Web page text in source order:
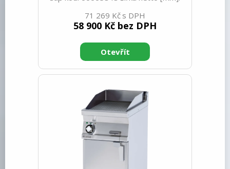
netto [mm]: 280 Hmotnost netto [kg]:
50.00 Šířka brutto [mm]: 430 Hloubka
540 Hmotnost brutto [kg]: 58.00 Typ
spotřebiče: Elektrické zařízení
Konstruční typ zařízení: Stolní Příkon
3N - 50 Hz Stupeň krytí ovládacích
prvků: IPX5 Vnější barva zařízení:
Nerezové Materiál: Nerez Kontrolky:
chodu a nahřátí Typ vrchní desky:
71 269 Kč
58 900 Kč bez DPH